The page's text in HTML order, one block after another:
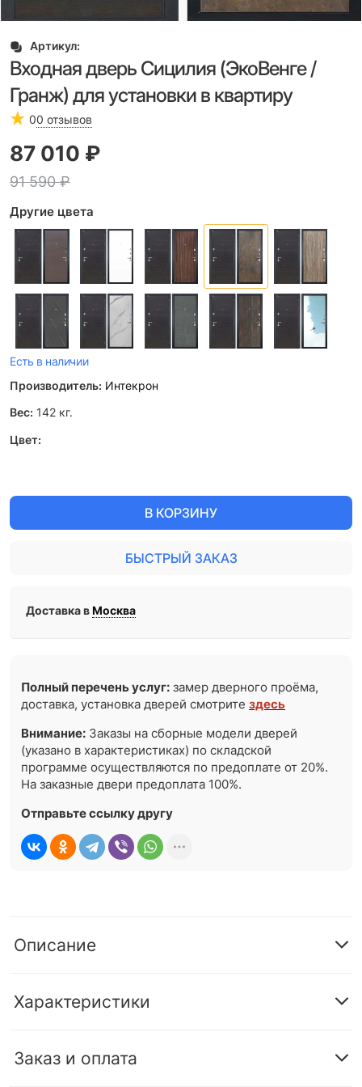
Артикул:
Входная дверь Сицилия (ЭкоВенге /
Гранж) для установки в квартиру
00 отзывов
91 590 ₽
87 010 ₽
Другие цвета
Есть в наличии
Производитель: Интекрон
Вес: 142 кг.
Цвет:
В КОРЗИНУ
БЫСТРЫЙ ЗАКАЗ
Доставка вМосква
Полный перечень услуг: замер дверного проёма,
доставка, установка дверей смотритездесь
Внимание: Заказы на сборные модели дверей
(указано в характеристиках) по складской
программе осуществляются по предоплате от 20%.
На заказные двери предоплата 100%.
Отправьте ссылку другу
Описание
Характеристики
Заказ и оплата